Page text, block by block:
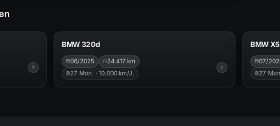
380
IDB10336
BMW 320d
06/2025 24.417 km
27 Mon. ·10.000km/J.
ID
BMW
07/
27